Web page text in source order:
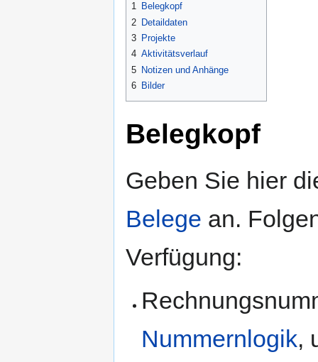
1 Belegkopf
2 Detaildaten
3 Projekte
4 Aktivitätsverlauf
5 Notizen und Anhänge
6 Bilder
Belegkopf
Geben Sie hier
Belege an.
Verfügung:
Nummernlogik,